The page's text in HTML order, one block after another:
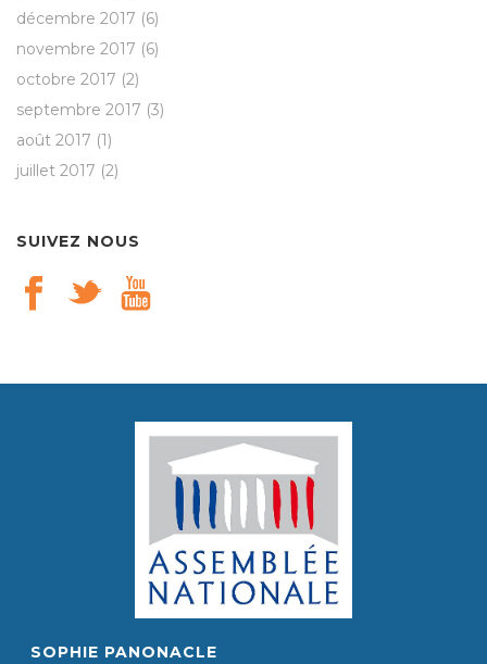
décembre 2017 (6)
novembre 2017 (6)
octobre 2017 (2)
septembre 2017 (3)
août 2017 (1)
juillet 2017 (2)
SUIVEZ NOUS
SOPHIE PANONACLE